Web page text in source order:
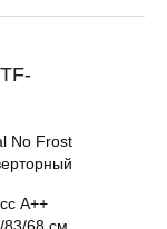
No Frost
A++